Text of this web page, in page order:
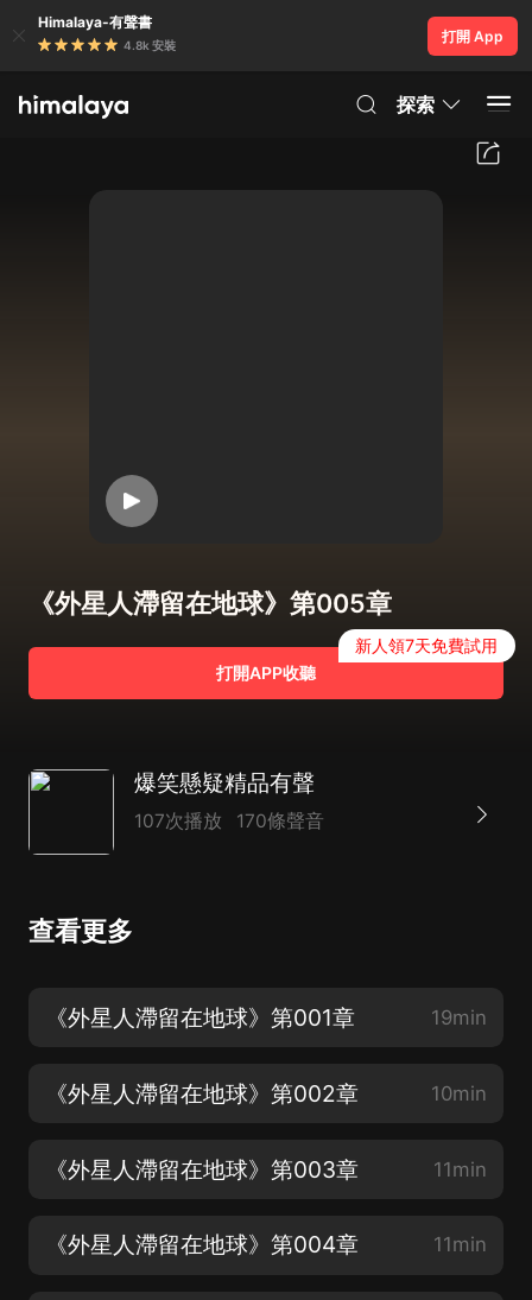
Himalaya-有聲書
4.8k 安裝
打開 App
探索
《外星人滯留在地球》第005章
打開APP收聽
新人領7天免費試用
爆笑懸疑精品有聲
107次播放 170條聲音
查看更多
《外星人滯留在地球》第001章 19min
《外星人滯留在地球》第002章 10min
《外星人滯留在地球》第003章 11min
《外星人滯留在地球》第004章 11min